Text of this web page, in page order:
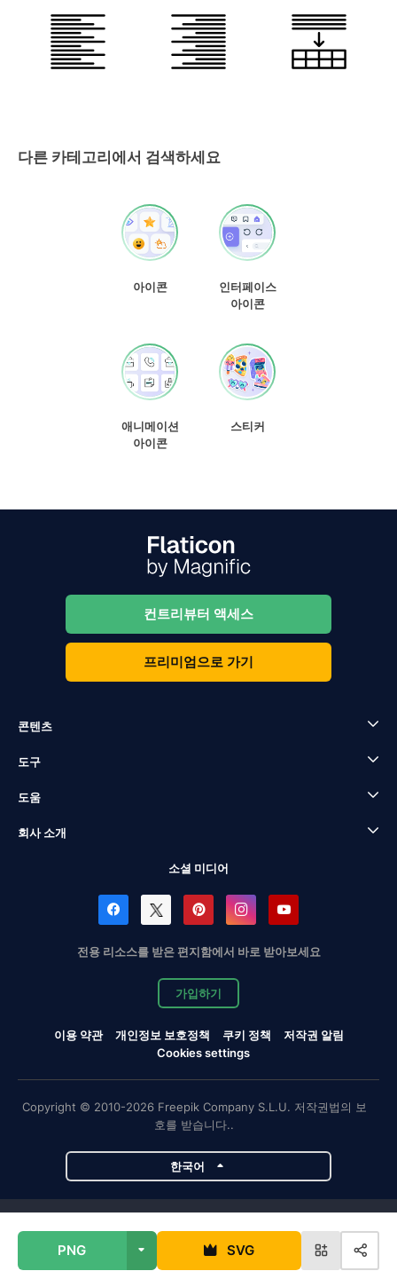
PNG SVG
다른 카테고리에서 검색하세요
아이콘
인터페이스
아이콘
애니메이션
아이콘
스티커
컨트리뷰터 액세스
프리미엄으로 가기
콘텐츠
도구
도움
회사 소개
소셜 미디어
전용 리소스를 받은 편지함에서 바로 받아보세요
가입하기
이용 약관 개인정보 보호정책 쿠키 정책
저작권 알림
Cookies settings
Copyright © 2010-2026 Freepik Company S.L.U. 저작권법의 보
호를 받습니다..
한국어